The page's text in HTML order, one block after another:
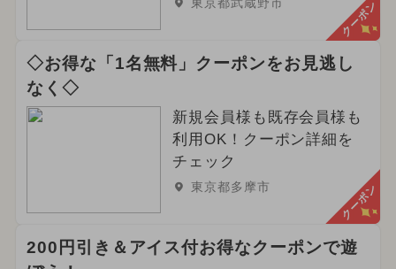
クーポン
◇お得な「1名無料」クーポンをお見逃し
なく◇
新規会員様も既存会員様も
利用OK！クーポン詳細を
チェック
東京都多摩市 クーポン
200円引き＆アイス付お得なクーポンで遊